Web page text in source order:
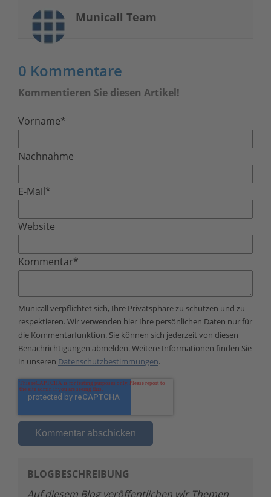
Municall Team
0 Kommentare
Kommentieren Sie diesen Artikel!
Vorname*
Nachnahme
E-Mail*
Website
Kommentar*
Municall verpflichtet sich, Ihre Privatsphäre zu schützen und zu
respektieren. Wir verwenden hier Ihre persönlichen Daten nur für
die Kommentarfunktion. Sie können sich jederzeit von diesen
Benachrichtigungen abmelden. Weitere Informationen finden Sie
in unseren Datenschutzbestimmungen.
BLOGBESCHREIBUNG
Auf diesem Blog veröffentlichen wir Themen